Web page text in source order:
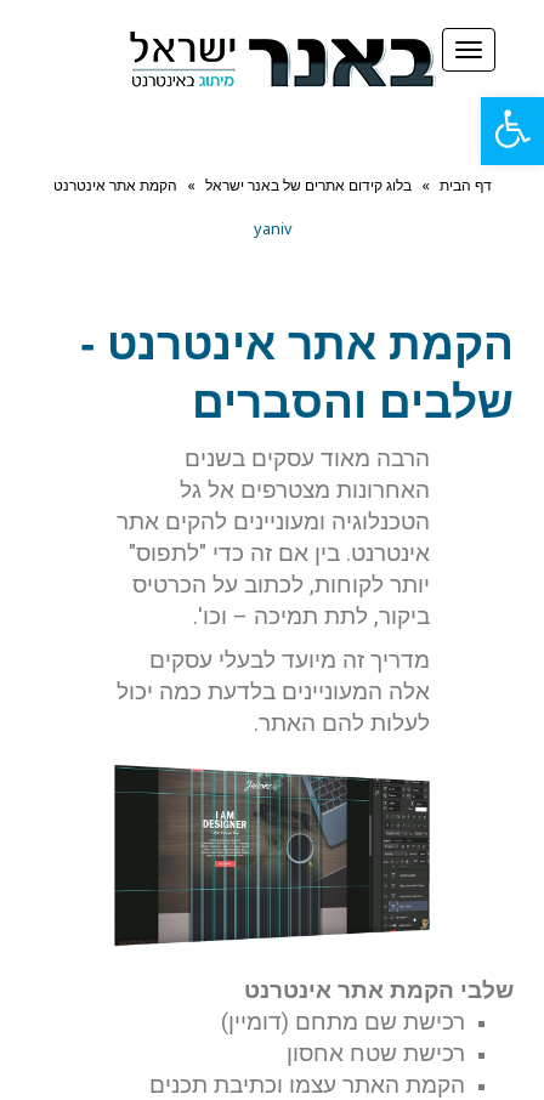
פתח
סרגל
נגישות
תפריט
דף הבית » בלוג קידום אתרים של באנר ישראל » הקמת אתר אינטרנט
yaniv
הקמת אתר אינטרנט -
שלבים והסברים
הרבה מאוד עסקים בשנים
האחרונות מצטרפים אל גל
הטכנלוגיה ומעוניינים להקים אתר
אינטרנט. בין אם זה כדי "לתפוס"
יותר לקוחות, לכתוב על הכרטיס
ביקור, לתת תמיכה – וכו'.
מדריך זה מיועד לבעלי עסקים
אלה המעוניינים בלדעת כמה יכול
לעלות להם האתר.
שלבי הקמת אתר אינטרנט
רכישת שם מתחם (דומיין)
רכישת שטח אחסון
הקמת האתר עצמו וכתיבת תכנים